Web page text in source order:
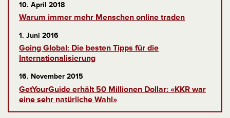
10. April 2018
Warum immer mehr Menschen online traden
1. Juni 2016
Going Global: Die besten Tipps für die
Internationalisierung
16. November 2015
GetYourGuide erhält 50 Millionen Dollar: «KKR war
eine sehr natürliche Wahl»